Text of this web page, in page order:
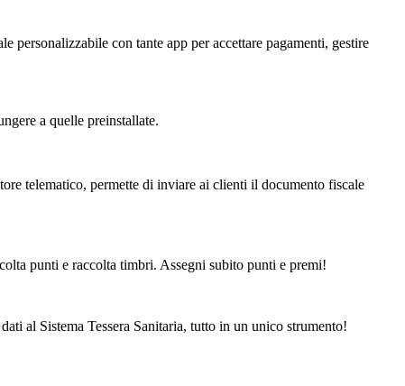
personalizzabile con tante app per accettare pagamenti, gestire
a quelle preinstallate.
telematico, permette di inviare ai clienti il documento fiscale
punti e raccolta timbri. Assegni subito punti e premi!
al Sistema Tessera Sanitaria, tutto in un unico strumento!